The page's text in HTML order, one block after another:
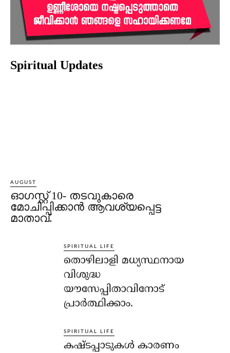
Spiritual Updates
AUGUST
ഓഗസ്റ്റ് 10- തടവുകാരെ
മോചിപ്പിക്കാന്‍ ആവശ്യപ്പെട്ട
മാതാവ്.
SPIRITUAL LIFE
തൊഴിലാളി മധ്യസ്ഥനായ
വിശുദ്ധ
യൗസേപ്പിതാവിനോട്
പ്രാര്‍ത്ഥിക്കാം.
SPIRITUAL LIFE
കഷ്ടപ്പാടുകള്‍ കാരണം